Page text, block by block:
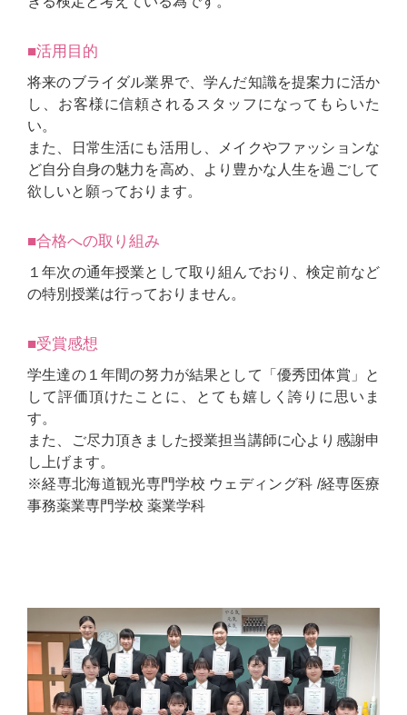
■活用目的
将来のブライダル業界で、学んだ知識を提案力に活か
し、お客様に信頼されるスタッフになってもらいた
い。
また、日常生活にも活用し、メイクやファッションな
ど自分自身の魅力を高め、より豊かな人生を過ごして
欲しいと願っております。
■合格への取り組み
１年次の通年授業として取り組んでおり、検定前など
の特別授業は行っておりません。
■受賞感想
学生達の１年間の努力が結果として「優秀団体賞」と
して評価頂けたことに、とても嬉しく誇りに思いま
す。
また、ご尽力頂きました授業担当講師に心より感謝申
し上げます。
※経専北海道観光専門学校 ウェディング科 /経専医療
事務薬業専門学校 薬業学科